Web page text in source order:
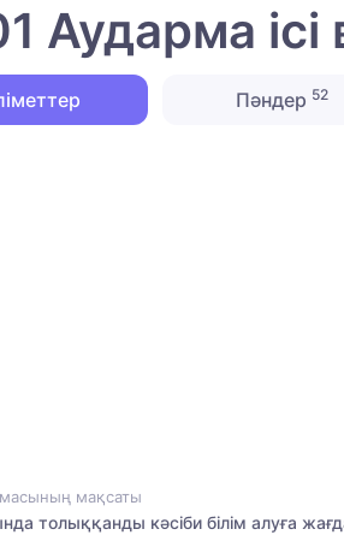
Аударма
Пәндер 52
мақсаты
толыққанды кәсіби білім алуға